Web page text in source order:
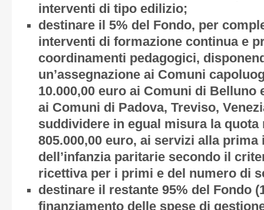
interventi di tipo edilizio;
destinare il 5% del Fondo, per
interventi di formazione continua e
coordinamenti pedagogici,
un’assegnazione ai Comuni
10.000,00 euro ai Comuni di Belluno
ai Comuni di Padova, Treviso,
suddividere in egual misura la quota
805.000,00 euro, ai servizi alla
dell’infanzia paritarie secondo il
ricettiva per i primi e del numero di
destinare il restante 95% del Fondo
finanziamento delle spese di